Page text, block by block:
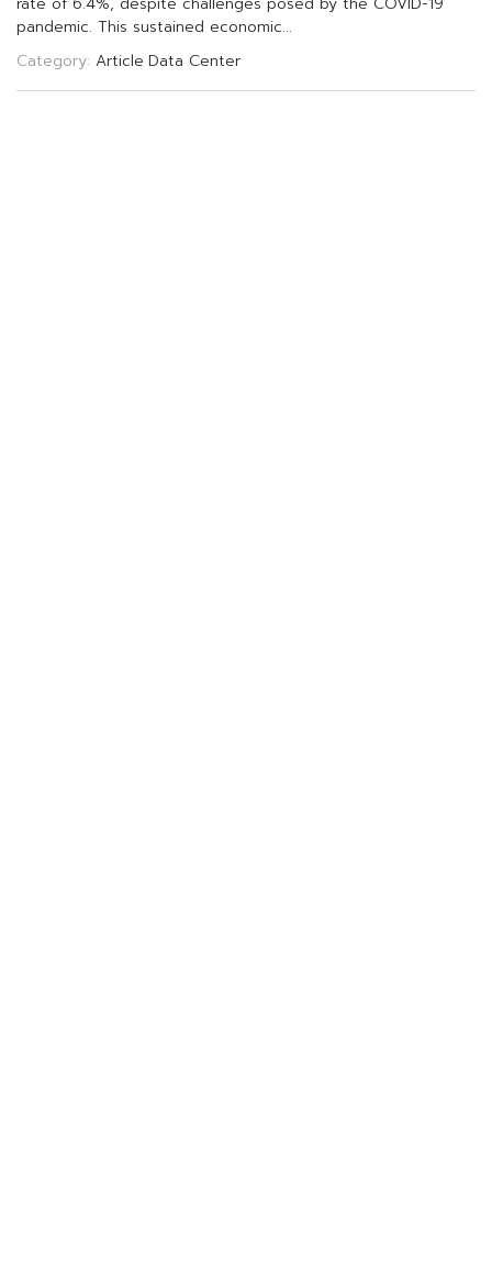
pandemic. This sustained economic...
Category: Article Data Center